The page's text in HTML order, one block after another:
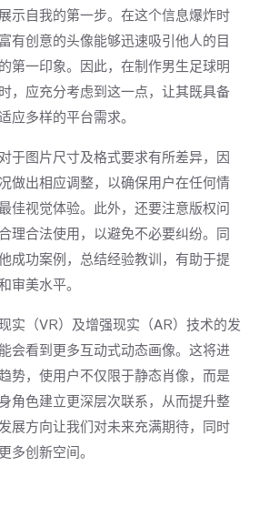
示自我的第一步。在这个信息爆炸时
有创意的头像能够迅速吸引他人的目
第一印象。因此，在制作男生足球明
，应充分考虑到这一点，让其既具备
应多样的平台需求。
于图片尺寸及格式要求有所差异，因
做出相应调整，以确保用户在任何情
佳视觉体验。此外，还要注意版权问
理合法使用，以避免不必要纠纷。同
成功案例，总结经验教训，有助于提
审美水平。
实（VR）及增强现实（AR）技术的发
会看到更多互动式动态画像。这将进
势，使用户不仅限于静态肖像，而是
角色建立更深层次联系，从而提升整
展方向让我们对未来充满期待，同时
多创新空间。